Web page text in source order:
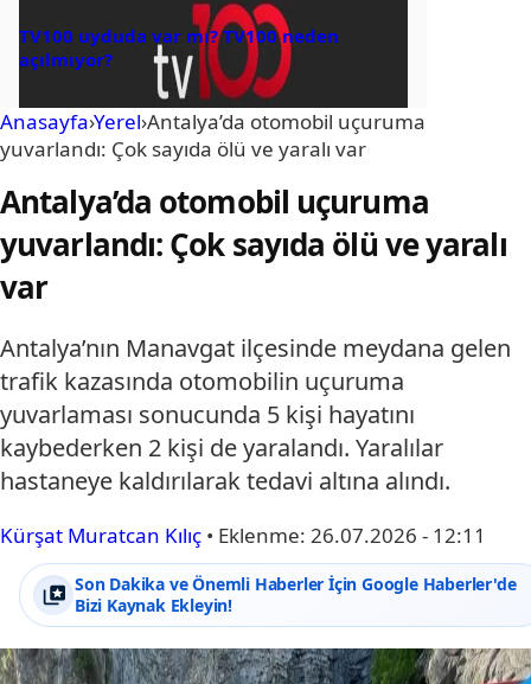
TV100 uyduda var mı? TV100 neden
açılmıyor?
Anasayfa›Yerel›Antalya’da otomobil uçuruma
yuvarlandı: Çok sayıda ölü ve yaralı var
Antalya’da otomobil uçuruma
yuvarlandı: Çok sayıda ölü ve yaralı
var
Antalya’nın Manavgat ilçesinde meydana gelen
trafik kazasında otomobilin uçuruma
yuvarlaması sonucunda 5 kişi hayatını
kaybederken 2 kişi de yaralandı. Yaralılar
hastaneye kaldırılarak tedavi altına alındı.
Kürşat Muratcan Kılıç • Eklenme: 26.07.2026 - 12:11
Son Dakika ve Önemli Haberler İçin Google Haberler'de
Bizi Kaynak Ekleyin!